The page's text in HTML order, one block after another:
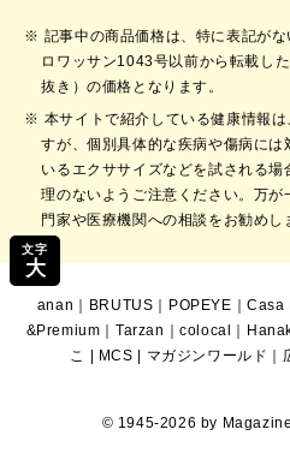
文字
大
記事中の商品価格は、特に表記が
ロワッサン1043号以前から転載し
抜き）の価格となります。
本サイトで紹介している健康情報
すが、個別具体的な疾病や傷病に
いるエクササイズなどを試される
理のないようご注意ください。万
門家や医療機関への相談をお勧めし
anan ｜ BRUTUS ｜ POPEYE ｜Casa
&Premium ｜Tarzan ｜colocal ｜
こ
| MCS | マガジンワールド ｜
© 1945-2026 by